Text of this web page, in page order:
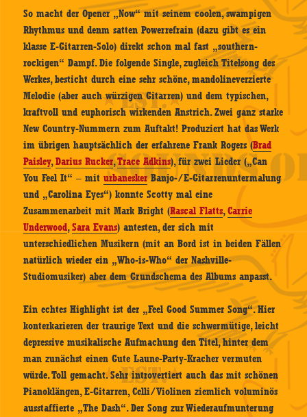
So macht der Opener „Now“ mit seinem coolen, swampigen
Rhythmus und denm satten Powerrefrain (dazu gibt es ein
klasse E-Gitarren-Solo) direkt schon mal fast „southern-
rockigen“ Dampf. Die folgende Single, zugleich Titelsong des
Werkes, besticht durch eine sehr schöne, mandolineverzierte
Melodie (aber auch würzigen Gitarren) und dem typischen,
kraftvoll und euphorisch wirkenden Anstrich. Zwei ganz starke
New Country-Nummern zum Auftakt! Produziert hat das Werk
im übrigen hauptsächlich der erfahrene Frank Rogers (Brad
Paisley,Darius Rucker,Trace Adkins), für zwei Lieder („Can
You Feel It“ – miturbaneskerBanjo-/E-Gitarrenuntermalung
und „Carolina Eyes“) konnte Scotty mal eine
Zusammenarbeit mit Mark Bright (Rascal Flatts,Carrie
Underwood,Sara Evans) antesten, der sich mit
unterschiedlichen Musikern (mit an Bord ist in beiden Fällen
natürlich wieder ein „Who-is-Who“ der Nashville-
Studiomusiker) aber dem Grundschema des Albums anpasst.
Ein echtes Highlight ist der „Feel Good Summer Song“. Hier
konterkarieren der traurige Text und die schwermütige, leicht
depressive musikalische Aufmachung den Titel, hinter dem
man zunächst einen Gute Laune-Party-Kracher vermuten
würde. Toll gemacht. Sehr introvertiert auch das mit schönen
Pianoklängen, E-Gitarren, Celli/Violinen ziemlich voluminös
ausstaffierte „The Dash“. Der Song zur Wiederaufmunterung